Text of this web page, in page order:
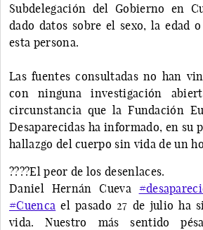
Subdelegación del Gobierno en
dado datos sobre el sexo, la edad
esta persona.
Las fuentes consultadas no han
con ninguna investigación
circunstancia que la Fundación
Desaparecidas ha informado, en su
hallazgo del cuerpo sin vida de un
????El peor de los desenlaces.
Daniel Hernán Cueva
#Cuenca el pasado 27 de julio ha
vida. Nuestro más sentido